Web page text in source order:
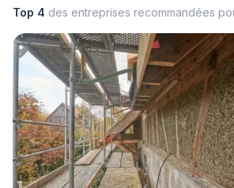
Top 4 des entreprises recommandées